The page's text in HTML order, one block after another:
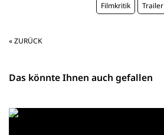
Filmkritik Trailer
« ZURÜCK
Das könnte Ihnen auch gefallen